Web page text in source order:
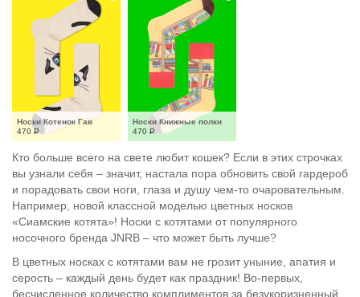
Носки Котенок Гав
470 Р
Носки Книжные полки
470 Р
Кто больше всего на свете любит кошек? Если в этих строчках
вы узнали себя – значит, настала пора обновить свой гардероб
и порадовать свои ноги, глаза и душу чем-то очаровательным.
Например, новой классной моделью цветных носков
«Сиамские котята»! Носки с котятами от популярного
носочного бренда JNRB – что может быть лучше?
В цветных носках с котятами вам не грозит уныние, апатия и
серость – каждый день будет как праздник! Во-первых,
бесчисленное количество комплиментов за безукоризненный